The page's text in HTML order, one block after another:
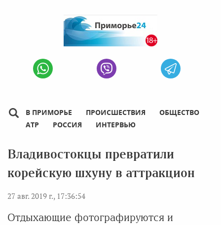
В ПРИМОРЬЕ ПРОИСШЕСТВИЯ
ОБЩЕСТВО
АТР
РОССИЯ ИНТЕРВЬЮ
Владивостокцы превратили
корейскую шхуну в аттракцион
27 авг. 2019 г., 17:36:54
Отдыхающие фотографируются и